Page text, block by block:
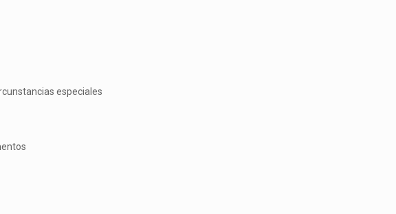
especiales